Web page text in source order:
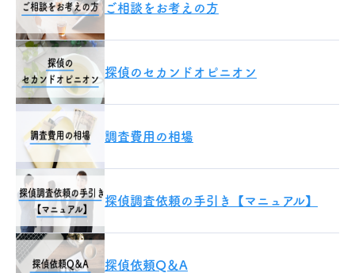
ご相談をお考えの方
探偵のセカンドオピニオン
調査費用の相場
探偵調査依頼の手引き【マニュアル】
探偵依頼Q＆A